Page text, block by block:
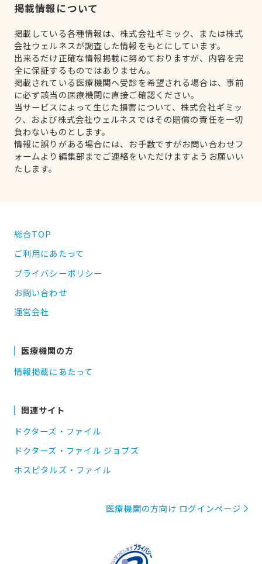
掲載情報について
掲載している各種情報は、株式会社ギミック、または株式
会社ウェルネスが調査した情報をもとにしています。
出来るだけ正確な情報掲載に努めておりますが、内容を完
全に保証するものではありません。
掲載されている医療機関へ受診を希望される場合は、事前
に必ず該当の医療機関に直接ご確認ください。
当サービスによって生じた損害について、株式会社ギミッ
ク、および株式会社ウェルネスではその賠償の責任を一切
負わないものとします。
情報に誤りがある場合には、お手数ですがお問い合わせフ
ォームより編集部までご連絡をいただけますようお願いい
たします。
総合TOP
ご利用にあたって
プライバシーポリシー
お問い合わせ
運営会社
医療機関の方
情報掲載にあたって
関連サイト
ドクターズ・ファイル
ドクターズ・ファイル ジョブズ
ホスピタルズ・ファイル
医療機関の方向け ログインページ